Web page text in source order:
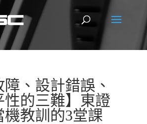
障、設計錯誤、
性的三難】東證
機教訓的3堂課